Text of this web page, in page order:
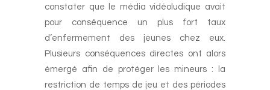
constater que le média vidéoludique avait
pour conséquence un plus fort taux
d’enfermement des jeunes chez eux.
Plusieurs conséquences directes ont alors
émergé afin de protéger les mineurs : la
restriction de temps de jeu et des périodes